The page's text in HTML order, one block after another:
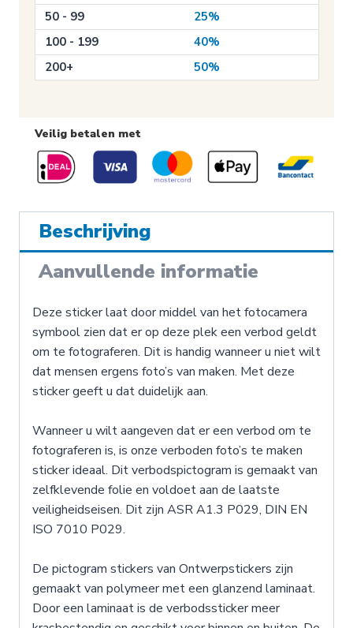
50 - 99
25%
100 - 199
40%
200+
50%
Veilig betalen met
Beschrijving
Aanvullende informatie
Deze sticker laat door middel van het fotocamera
symbool zien dat er op deze plek een verbod geldt
om te fotograferen. Dit is handig wanneer u niet wilt
dat mensen ergens foto’s van maken. Met deze
sticker geeft u dat duidelijk aan.
Wanneer u wilt aangeven dat er een verbod om te
fotograferen is, is onze verboden foto’s te maken
sticker ideaal. Dit verbodspictogram is gemaakt van
zelfklevende folie en voldoet aan de laatste
veiligheidseisen. Dit zijn ASR A1.3 P029, DIN EN
ISO 7010 P029.
De pictogram stickers van Ontwerpstickers zijn
gemaakt van polymeer met een glanzend laminaat.
Door een laminaat is de verbodssticker meer